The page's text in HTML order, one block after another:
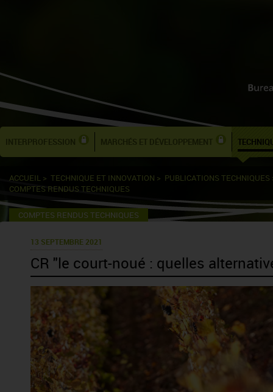
INTERPROFESSION MARCHÉS ET DÉVELOPPEMENT
ACCUEIL > TECHNIQUE ET INNOVATION > PUBLICATIONS TECHNIQUES
COMPTES RENDUS TECHNIQUES
COMPTES RENDUS TECHNIQUES
13 SEPTEMBRE 2021
CR "le court-noué : quelles